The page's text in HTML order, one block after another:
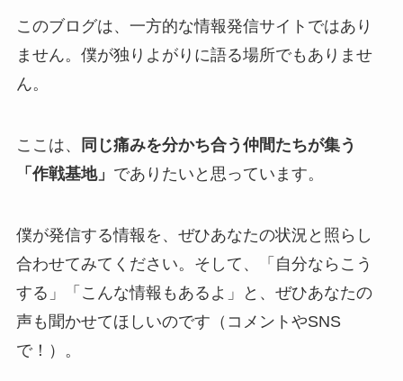
このブログは、一方的な情報発信サイトではあり
ません。僕が独りよがりに語る場所でもありませ
ん。
ここは、
同じ痛みを分かち合う仲間たちが集う
「作戦基地」 でありたいと思っています。
僕が発信する情報を、ぜひあなたの状況と照らし
合わせてみてください。そして、「自分ならこう
する」「こんな情報もあるよ」と、ぜひあなたの
声も聞かせてほしいのです（コメントやSNS
で！）。